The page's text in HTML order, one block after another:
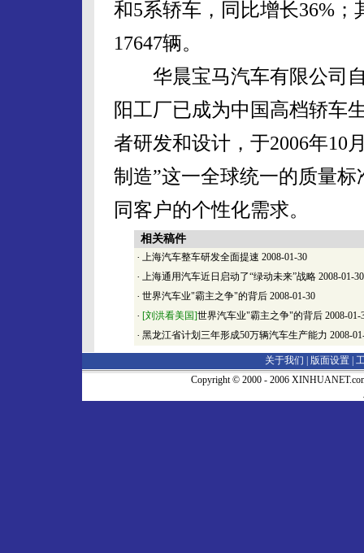
和5系轿车，同比增长36%
17647辆。
华晨宝马汽车有限公司自
阳工厂已成为中国高档轿车
者研发和设计，于2006年10
制造”这一全球统一的质量
同客户的个性化需求。
相关稿件
· 上海汽车整车研发全面提速 2008-01-30
· 上海通用汽车近日启动了“绿动未来”战略 2008-01-30
· 世界汽车业"霸主之争"的背后 2008-01-30
· [刘洪看美国]世界汽车业"霸主之争"的背后 2008-01-
· 黑龙江省计划三年形成50万辆汽车生产能力 2008-
关于我们 | 版面设置
Copyright © 2000 - 2006